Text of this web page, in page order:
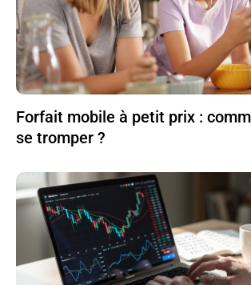
Forfait mobile à petit prix :
se tromper ?